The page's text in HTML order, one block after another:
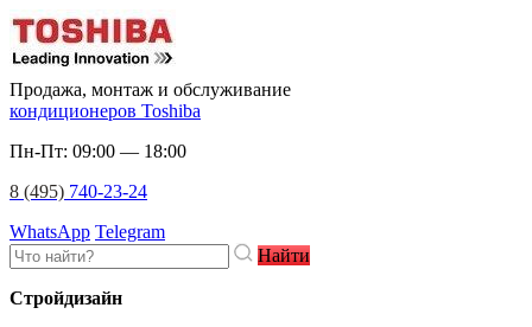
Продажа, монтаж и обслуживание
кондиционеров Toshiba
Пн-Пт: 09:00 — 18:00
8 (495) 740-23-24
WhatsApp Telegram
Найти
Стройдизайн